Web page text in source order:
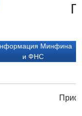
Минфина
и ФНС